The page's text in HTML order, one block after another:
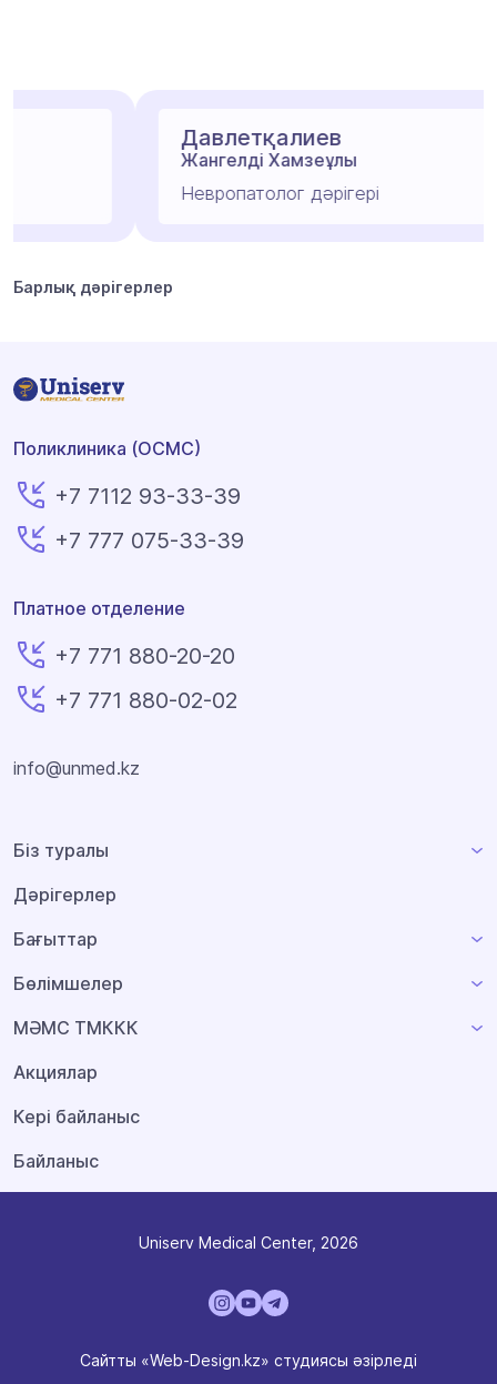
Давлетқалиев
Жангелді Хамзеұлы
Невропатолог дәрігері
Барлық дәрігерлер
Поликлиника (ОСМС)
+7 7112 93-33-39
+7 777 075-33-39
Платное отделение
+7 771 880-20-20
+7 771 880-02-02
info@unmed.kz
Біз туралы
Дәрігерлер
Бағыттар
Бөлімшелер
МӘМС ТМККК
Акциялар
Кері байланыс
Байланыс
Uniserv Medical Center, 2026
Сайтты «Web-Design.kz» студиясы әзірледі